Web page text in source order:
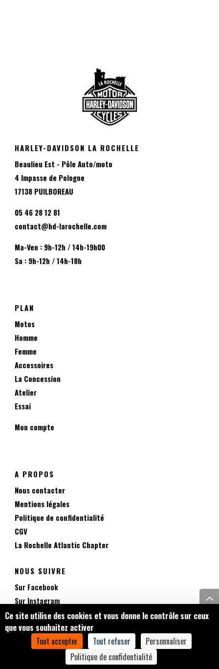
Ce site utilise des cookies et vous donne le contrôle sur ceux
que vous souhaitez activer
Tout accepter
Tout refuser
Personnaliser
Politique de confidentialité
HARLEY-DAVIDSON LA ROCHELLE
Beaulieu Est - Pôle Auto/moto
4 Impasse de Pologne
17138 PUILBOREAU
05 46 28 12 81
contact@hd-larochelle.com
Ma-Ven : 9h-12h / 14h-19h00
Sa : 9h-12h / 14h-18h
PLAN
Motos
Homme
Femme
Accessoires
La Concession
Atelier
Essai
Mon compte
A PROPOS
Nous contacter
Mentions légales
Politique de confidentialité
CGV
La Rochelle Atlantic Chapter
NOUS SUIVRE
Sur Facebook
Sur Instagram
Sur TikTok